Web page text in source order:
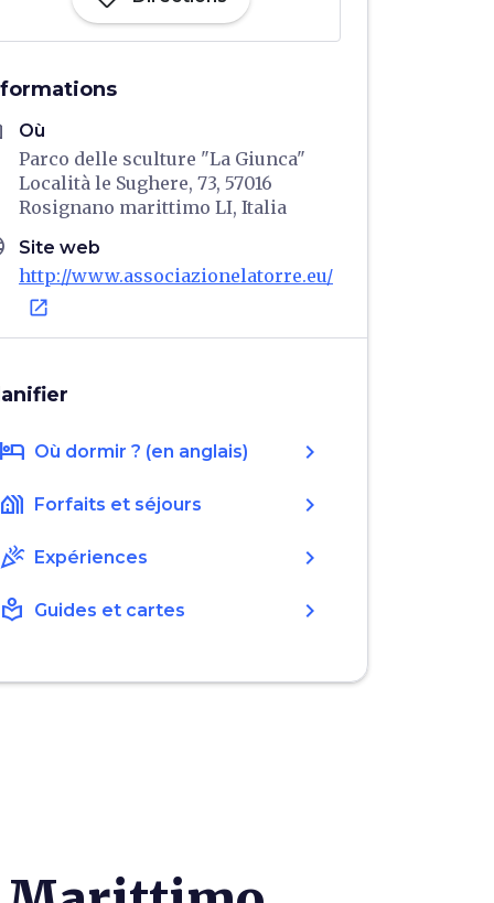
Où
Parco delle sculture "La Giunca"
Località le Sughere, 73, 57016
Rosignano marittimo LI, Italia
Site web
http://www.associazionelatorre.eu/
open_in_new
hotel Où dormir ? (en anglais) chevron_right
holiday_village Forfaits et séjours chevron_right
celebration Expériences chevron_right
local_library Guides et cartes chevron_right